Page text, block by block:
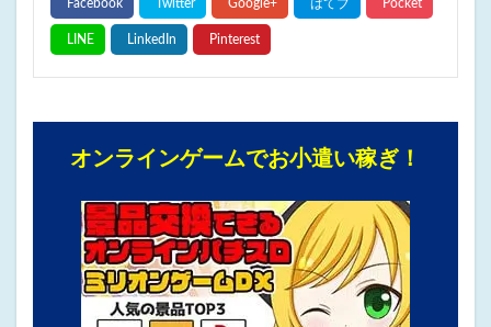
オンラインゲームでお小遣い稼ぎ！